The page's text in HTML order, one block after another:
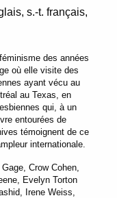
s.-t. français
des années
où elle visite des
ayant vécu au
au Texas, en
qui, à un
entourées de
témoignent de ce
internationale.
Crow Cohen,
Evelyn Torton
Irene Weiss,